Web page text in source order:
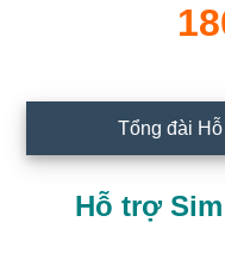
Tổng đài
Hỗ trợ